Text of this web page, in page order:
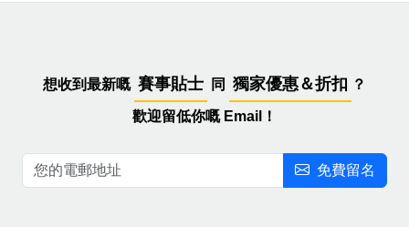
想收到最新嘅 賽事貼士 同 獨家優惠＆折扣 ？
歡迎留低你嘅 Email！
免費留名